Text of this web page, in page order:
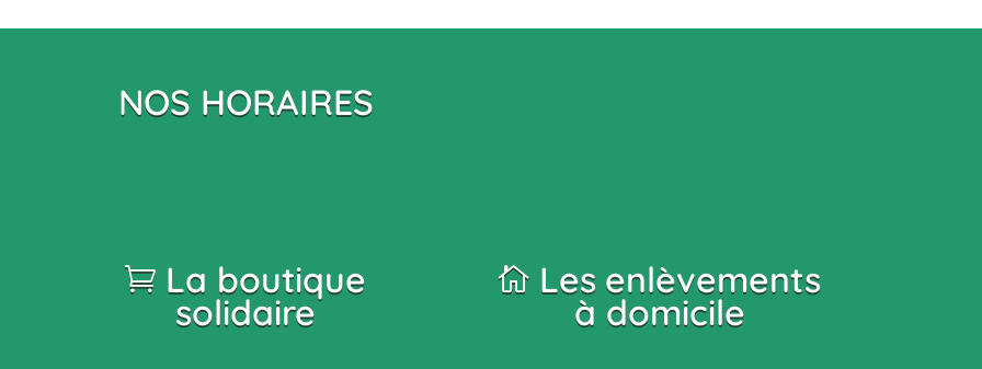
NOS HORAIRES
La boutique
solidaire
Les enlèvements
à domicile